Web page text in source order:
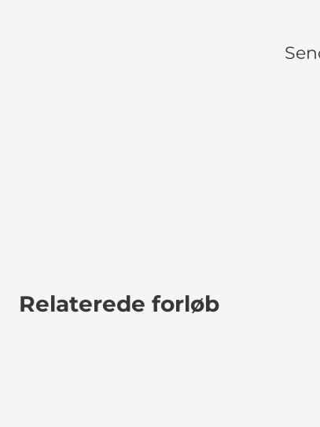
Relaterede forløb